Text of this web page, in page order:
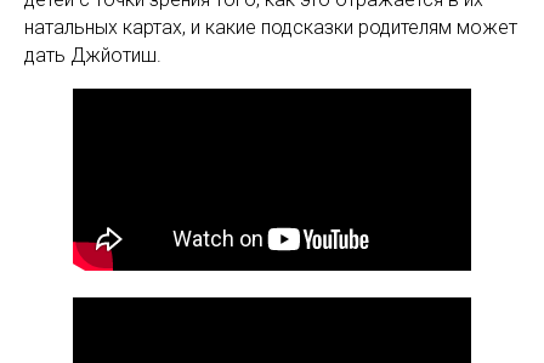
натальных картах, и какие подсказки родителям может
дать Джйотиш.